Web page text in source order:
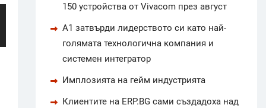
150 устройства от Vivacom през август
А1 затвърди лидерството си като най-
голямата технологична компания и
системен интегратор
Имплозията на гейм индустрията
Клиентите на ERP.BG сами създадоха над